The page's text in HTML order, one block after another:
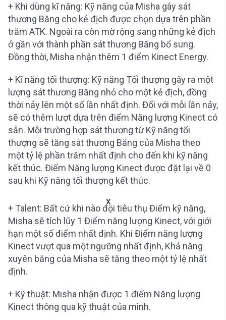
+ Khi dùng kĩ năng: Kỹ năng của Misha gây sát
thương Băng cho kẻ địch được chọn dựa trên phần
trăm ATK. Ngoài ra còn mờ rộng sang những kẻ địch
ở gần với thành phần sát thương Băng bổ sung.
Đồng thời, Misha nhận thêm 1 điểm Kinect Energy.
+ Kĩ năng tối thượng: Kỹ năng Tối thượng gây ra một
lượng sát thương Băng nhỏ cho một kẻ địch, đồng
thời nảy lên một số lần nhất định. Đối với mỗi lần nảy,
sẽ có thêm lượt dựa trên điểm Năng lượng Kinect có
sẵn. Mỗi trường hợp sát thương từ Kỹ năng tối
thượng sẽ tăng sát thương Băng của Misha theo
một tỷ lệ phần trăm nhất định cho đến khi kỹ năng
kết thúc. Điểm Năng lượng Kinect được đặt lại về 0
sau khi Kỹ năng tối thượng kết thúc.
X
+ Talent: Bất cứ khi nào đội tiêu thụ Điểm kỹ năng,
Misha sẽ tích lũy 1 Điểm năng lượng Kinect, với giới
hạn một số điểm nhất định. Khi Điểm năng lượng
Kinect vượt qua một ngưỡng nhất định, Khả năng
xuyên băng của Misha sẽ tăng theo một tỷ lệ nhất
định.
+ Kỹ thuật: Misha nhận được 1 điểm Năng lượng
Kinect thông qua kỹ thuật của mình.